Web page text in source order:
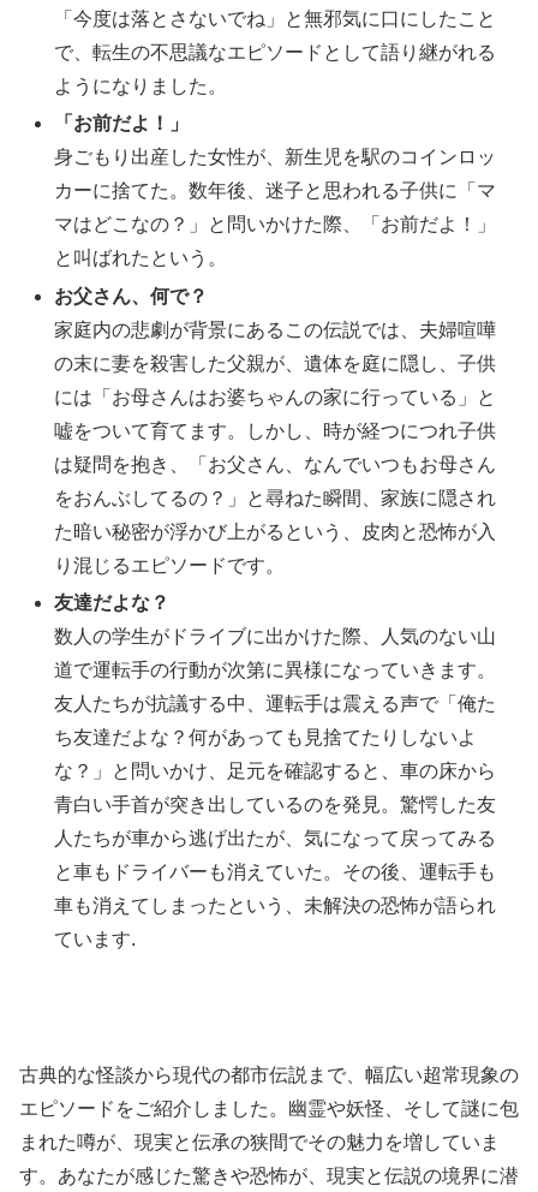
「今度は落とさないでね」と無邪気に口にしたこと
で、転生の不思議なエピソードとして語り継がれる
ようになりました。
「お前だよ！」
身ごもり出産した女性が、新生児を駅のコインロッ
カーに捨てた。数年後、迷子と思われる子供に「マ
マはどこなの？」と問いかけた際、「お前だよ！」
と叫ばれたという。
お父さん、何で？
家庭内の悲劇が背景にあるこの伝説では、夫婦喧嘩
の末に妻を殺害した父親が、遺体を庭に隠し、子供
には「お母さんはお婆ちゃんの家に行っている」と
嘘をついて育てます。しかし、時が経つにつれ子供
は疑問を抱き、「お父さん、なんでいつもお母さん
をおんぶしてるの？」と尋ねた瞬間、家族に隠され
た暗い秘密が浮かび上がるという、皮肉と恐怖が入
り混じるエピソードです。
友達だよな？
数人の学生がドライブに出かけた際、人気のない山
道で運転手の行動が次第に異様になっていきます。
友人たちが抗議する中、運転手は震える声で「俺た
ち友達だよな？何があっても見捨てたりしないよ
な？」と問いかけ、足元を確認すると、車の床から
青白い手首が突き出しているのを発見。驚愕した友
人たちが車から逃げ出たが、気になって戻ってみる
と車もドライバーも消えていた。その後、運転手も
車も消えてしまったという、未解決の恐怖が語られ
ています.
古典的な怪談から現代の都市伝説まで、幅広い超常現象の
エピソードをご紹介しました。幽霊や妖怪、そして謎に包
まれた噂が、現実と伝承の狭間でその魅力を増していま
す。あなたが感じた驚きや恐怖が、現実と伝説の境界に潜